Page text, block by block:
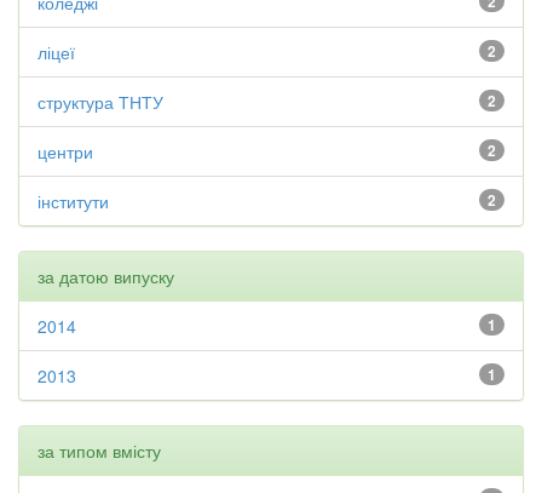
2
ліцеї
2
структура ТНТУ
2
центри
2
інститути
за датою випуску
1
2014
1
2013
за типом вмісту